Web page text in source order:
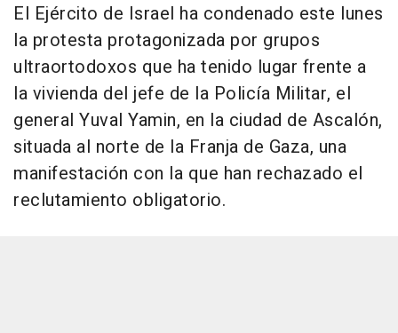
El Ejército de Israel ha condenado este lunes
la protesta protagonizada por grupos
ultraortodoxos que ha tenido lugar frente a
la vivienda del jefe de la Policía Militar, el
general Yuval Yamin, en la ciudad de Ascalón,
situada al norte de la Franja de Gaza, una
manifestación con la que han rechazado el
reclutamiento obligatorio.